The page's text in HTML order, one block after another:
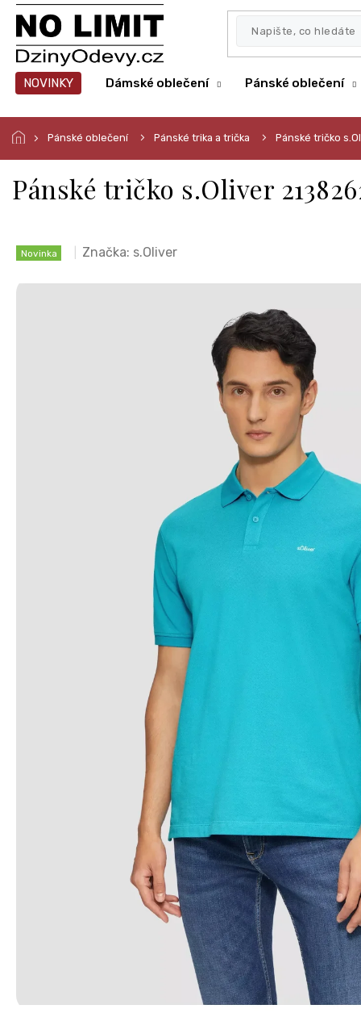
Přejít
obsah
NOVINKY Dámské oblečení Pánské oblečení
Pánské oblečení Pánské trika a trička Pánské tričko
Pánské tričko s.Oliver
Novinka Značka: s.Oliver